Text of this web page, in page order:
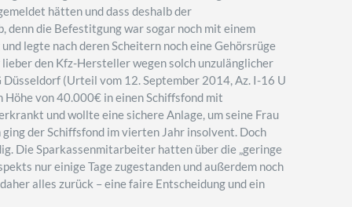
hätten und dass deshalb der
denn die Befestitgung war sogar noch mit einem
legte nach deren Scheitern noch eine Gehörsrüge
den Kfz-Hersteller wegen solch unzulänglicher
(Urteil vom 12. September 2014, Az. I-16 U
von 40.000€ in einen Schiffsfond mit
und wollte eine sichere Anlage, um seine Frau
der Schiffsfond im vierten Jahr insolvent. Doch
Die Sparkassenmitarbeiter hatten über die „geringe
nur einige Tage zugestanden und außerdem noch
alles zurück – eine faire Entscheidung und ein